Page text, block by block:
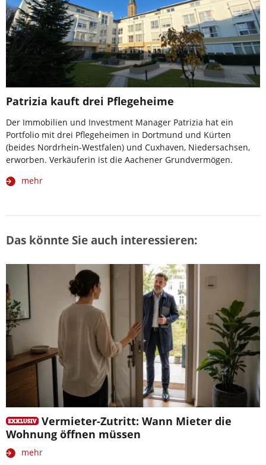
Patrizia kauft drei Pflegeheime
Der Immobilien und Investment Manager Patrizia hat ein
Portfolio mit drei Pflegeheimen in Dortmund und Kürten
(beides Nordrhein-Westfalen) und Cuxhaven, Niedersachsen,
erworben. Verkäuferin ist die Aachener Grundvermögen.
mehr
Das könnte Sie auch interessieren:
Vermieter-Zutritt: Wann Mieter die
Wohnung öffnen müssen
mehr